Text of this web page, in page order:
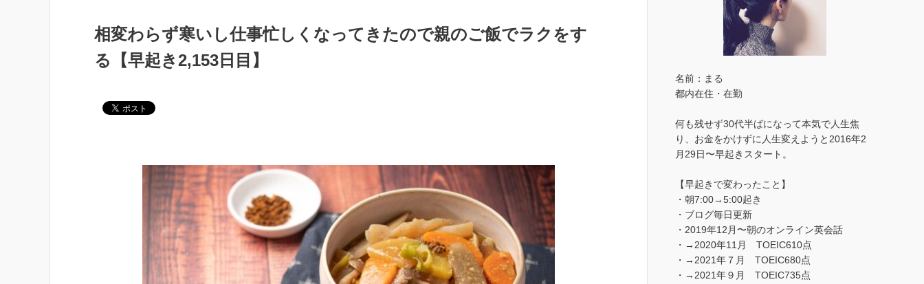
相変わらず寒いし仕事忙しくなってきたので親のご飯でラクをす
る【早起き2,153日目】
名前：まる
都内在住・在勤
何も残せず30代半ばになって本気で人生焦
り、お金をかけずに人生変えようと2016年2
月29日〜早起きスタート。
【早起きで変わったこと】
・朝7:00→5:00起き
・ブログ毎日更新
・2019年12月〜朝のオンライン英会話
・→2020年11月 TOEIC610点
・→2021年７月 TOEIC680点
・→2021年９月 TOEIC735点